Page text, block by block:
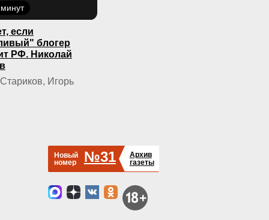
если
блогер
РФ. Николай
Игорь
Новый
номер
№31
Архив
газеты